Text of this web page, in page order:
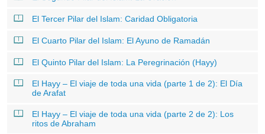
El Tercer Pilar del Islam: Caridad Obligatoria
El Cuarto Pilar del Islam: El Ayuno de Ramadán
El Quinto Pilar del Islam: La Peregrinación (Hayy)
El Hayy – El viaje de toda una vida (parte 1 de 2): El Día
de Arafat
El Hayy – El viaje de toda una vida (parte 2 de 2): Los
ritos de Abraham